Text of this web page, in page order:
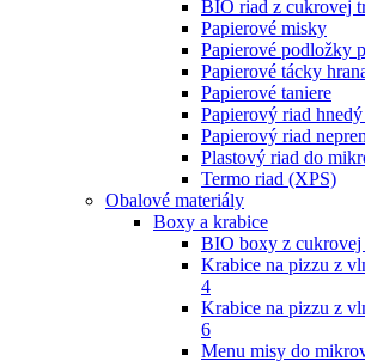
BIO riad z cukrovej
Papierové misky
Papierové podložky
Papierové tácky
Papierové taniere
Papierový riad
Papierový riad
Plastový riad do
Termo riad (XPS)
Obalové materiály
Boxy a krabice
BIO boxy z cukrovej
Krabice na pizzu z
4
Krabice na pizzu z
6
Menu misy do